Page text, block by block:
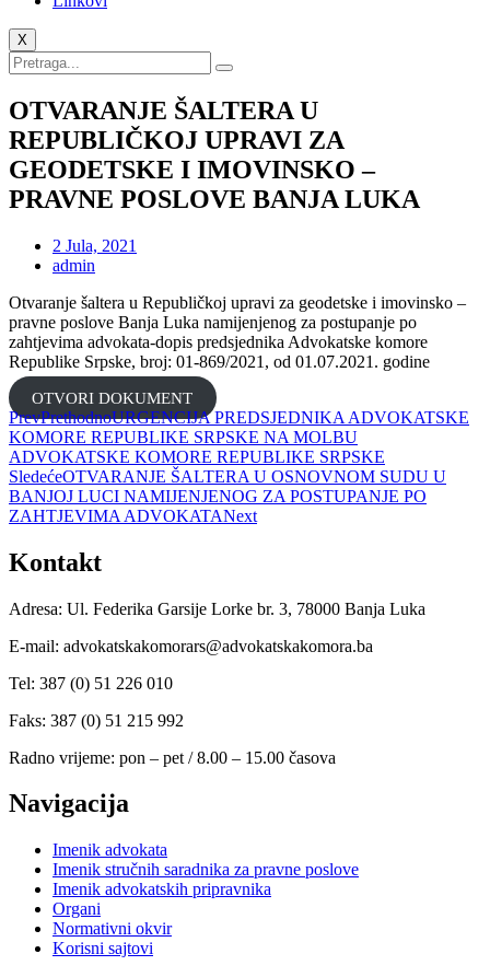
X
OTVARANJE ŠALTERA U
REPUBLIČKOJ UPRAVI ZA
GEODETSKE I IMOVINSKO –
PRAVNE POSLOVE BANJA LUKA
2 Jula, 2021
admin
Otvaranje šaltera u Republičkoj upravi za geodetske i imovinsko –
pravne poslove Banja Luka namijenjenog za postupanje po
zahtjevima advokata-dopis predsjednika Advokatske komore
Republike Srpske, broj: 01-869/2021, od 01.07.2021. godine
OTVORI DOKUMENT
PrevPrethodnoURGENCIJA PREDSJEDNIKA ADVOKATSKE
KOMORE REPUBLIKE SRPSKE NA MOLBU
ADVOKATSKE KOMORE REPUBLIKE SRPSKE
SledećeOTVARANJE ŠALTERA U OSNOVNOM SUDU U
BANJOJ LUCI NAMIJENJENOG ZA POSTUPANJE PO
ZAHTJEVIMA ADVOKATANext
Kontakt
Adresa: Ul. Federika Garsije Lorke br. 3, 78000 Banja Luka
E-mail: advokatskakomorars@advokatskakomora.ba
Tel: 387 (0) 51 226 010
Faks: 387 (0) 51 215 992
Radno vrijeme: pon – pet / 8.00 – 15.00 časova
Navigacija
Imenik advokata
Imenik stručnih saradnika za pravne poslove
Imenik advokatskih pripravnika
Organi
Normativni okvir
Korisni sajtovi